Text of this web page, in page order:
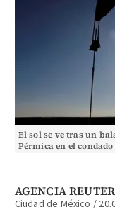
El sol se ve tras un
Pérmica en el
AGENCIA
Ciudad de México /